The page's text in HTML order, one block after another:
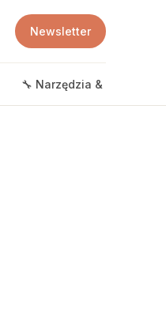
Newsletter
🔧 Narzędzia & DIY